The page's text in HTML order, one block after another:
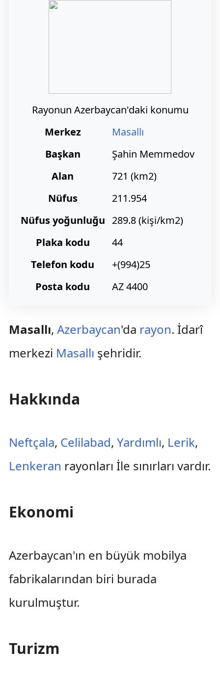
Rayonun Azerbaycan'daki konumu
Merkez
Masallı
Başkan
Şahin Memmedov
Alan
721 (km2)
Nüfus
211.954
Nüfus yoğunluğu 289.8 (kişi/km2)
Plaka kodu
44
Telefon kodu
+(994)25
Posta kodu
AZ 4400
Masallı, Azerbaycan'da rayon. İdarî
merkezi Masallı şehridir.
Hakkında
Neftçala, Celilabad, Yardımlı, Lerik,
Lenkeran rayonları İle sınırları vardır.
Ekonomi
Azerbaycan'ın en büyük mobilya
fabrikalarından biri burada
kurulmuştur.
Turizm